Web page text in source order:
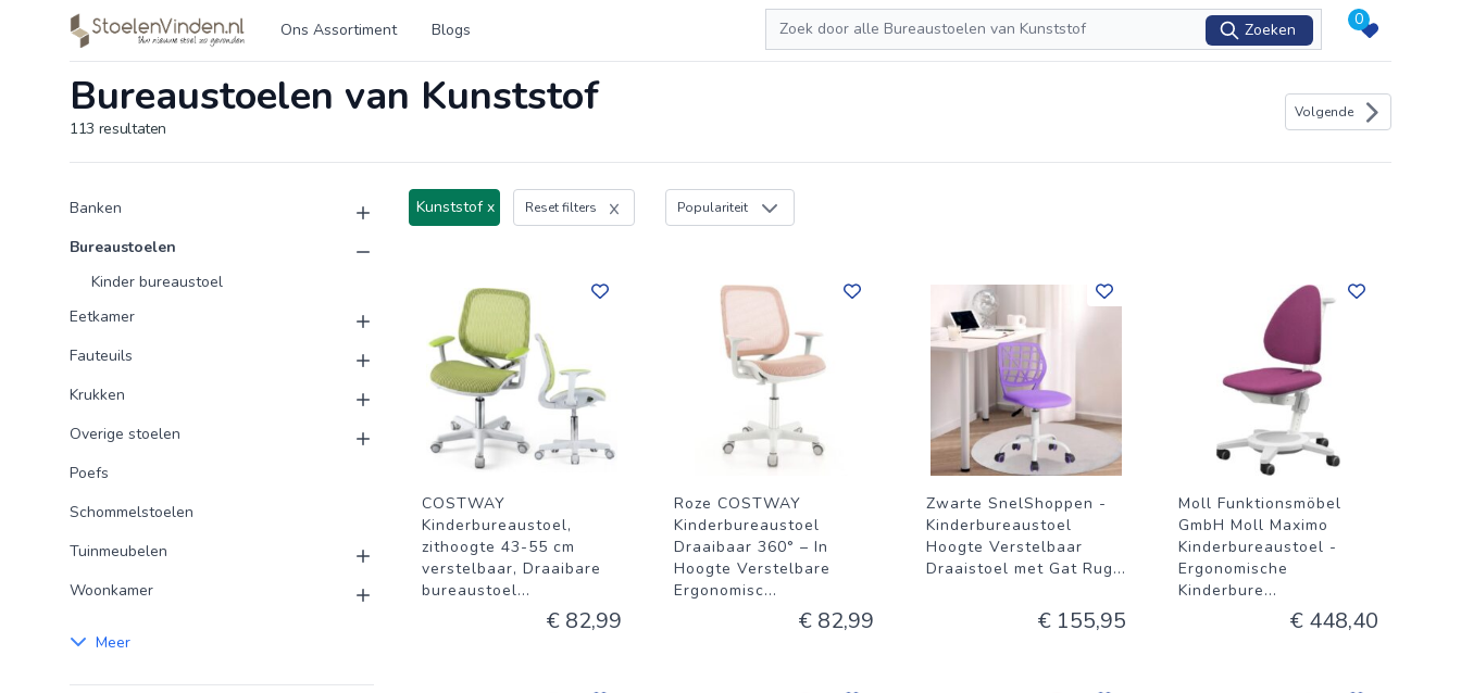
Logo stoelenvinden.nl Ons Assortiment Blogs
Zoeken
Zoeken
0
Bureaustoelen van Kunststof
113 resultaten
Volgende
Producten
Product categorieën
Banken
Bureaustoelen
Kinder bureaustoel
Eetkamer
Fauteuils
Krukken
Overige stoelen
Poefs
Schommelstoelen
Tuinmeubelen
Woonkamer
Meer
Kunststof x Reset filters Populariteit
COSTWAY
Kinderbureaustoel,
zithoogte 43-55 cm
verstelbaar, Draaibare
bureaustoel...
€ 82,99
Roze COSTWAY
Kinderbureaustoel
Draaibaar 360° – In
Hoogte Verstelbare
Ergonomisc...
€ 82,99
Zwarte SnelShoppen -
Kinderbureaustoel
Hoogte Verstelbaar
Draaistoel met Gat Rug...
€ 155,95
Moll Funktionsmöbel
GmbH Moll Maximo
Kinderbureaustoel -
Ergonomische
Kinderbure...
€ 448,40